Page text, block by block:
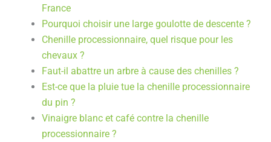
France
Pourquoi choisir une large goulotte de descente ?
Chenille processionnaire, quel risque pour les
chevaux ?
Faut-il abattre un arbre à cause des chenilles ?
Est-ce que la pluie tue la chenille processionnaire
du pin ?
Vinaigre blanc et café contre la chenille
processionnaire ?